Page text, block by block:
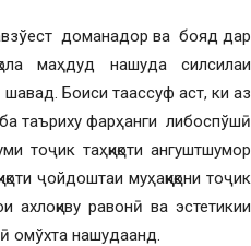
доманадор ва бояд дар
маҳдуд нашуда силсилаи
шавад. Боиси таассуф аст, ки аз
ба таъриху фарҳанги либоспўшӣ
тоҷик таҳқиқоти ангуштшумор
ҷойдоштаи муҳаққиқони тоҷик
равонӣ ва эстетикии
омўхта нашудаанд.